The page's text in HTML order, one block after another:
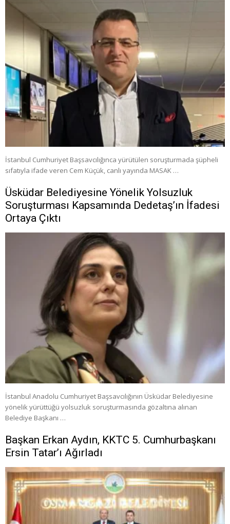
İstanbul Cumhuriyet Başsavcılığınca yürütülen soruşturmada şüpheli
sıfatıyla ifade veren Cem Küçük, canlı yayında MASAK …
Üsküdar Belediyesine Yönelik Yolsuzluk
Soruşturması Kapsamında Dedetaş’ın İfadesi
Ortaya Çıktı
İstanbul Anadolu Cumhuriyet Başsavcılığının Üsküdar Belediyesine
yönelik yürüttüğü yolsuzluk soruşturmasında gözaltına alınan
Belediye Başkanı …
Başkan Erkan Aydın, KKTC 5. Cumhurbaşkanı
Ersin Tatar’ı Ağırladı